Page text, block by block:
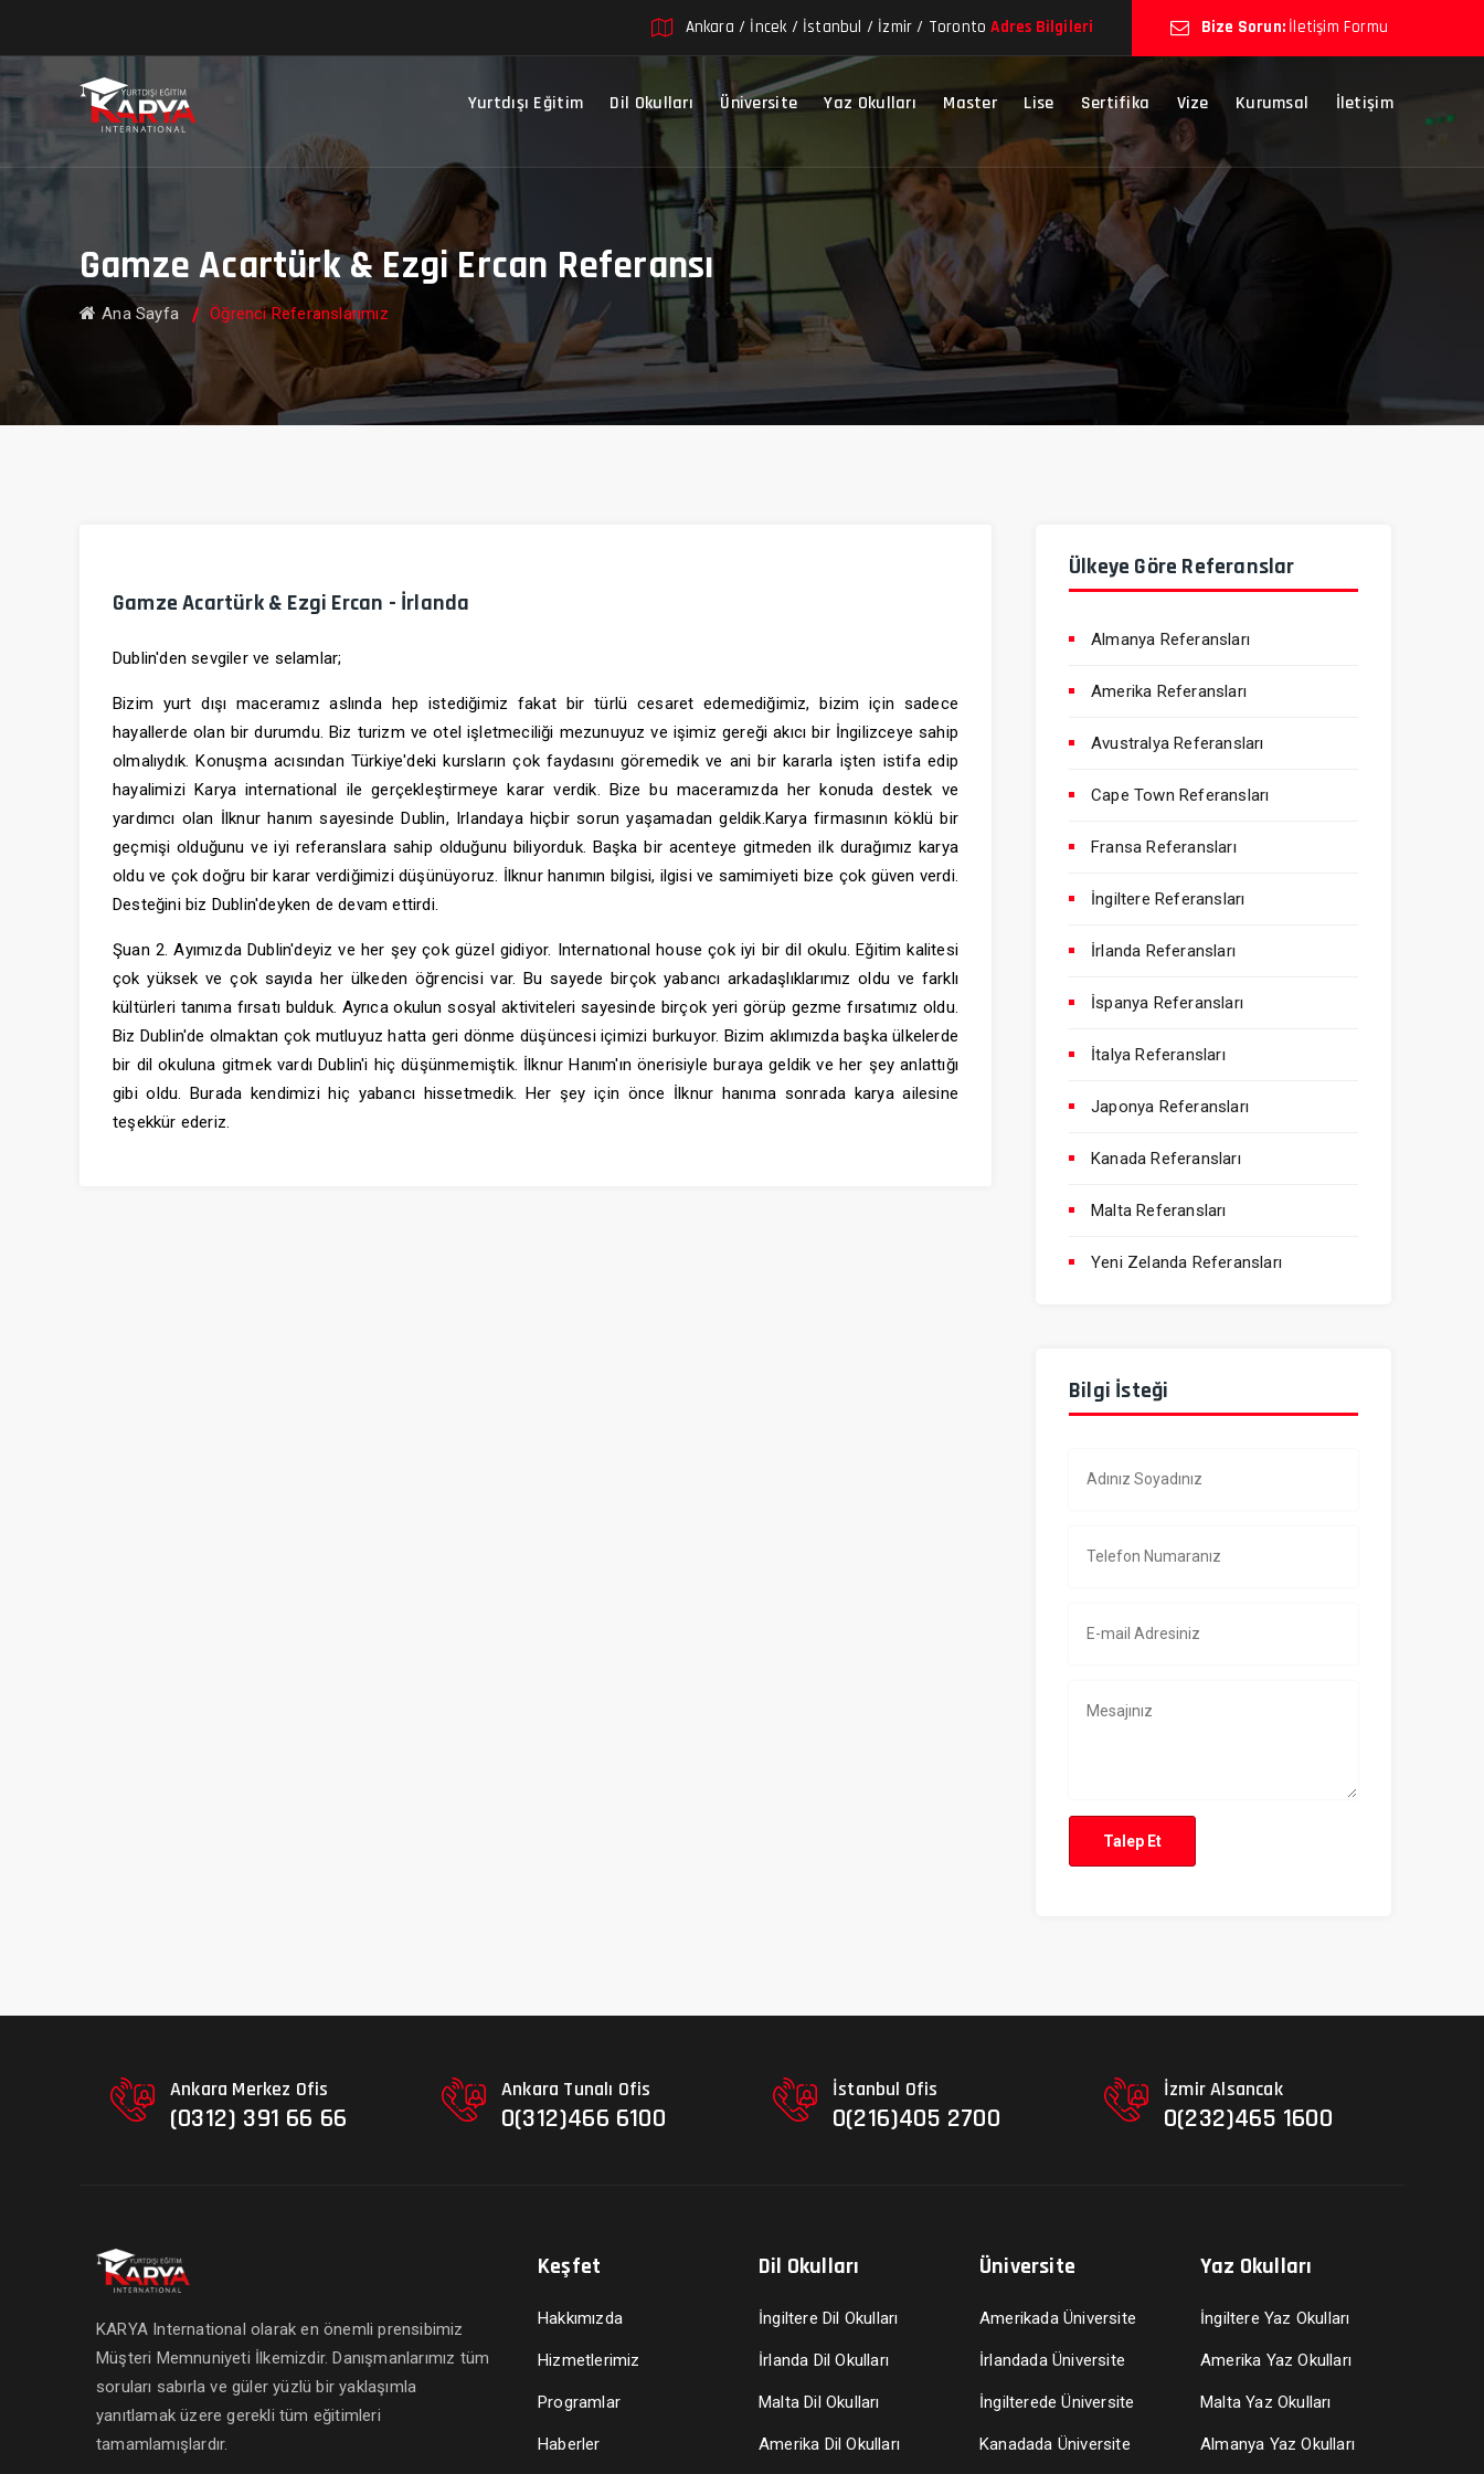
Ankara / İncek / İstanbul / İzmir / TorontoAdres Bilgileri Bize Sorun: İletişim Formu
Yurtdışı Eğitim Dil Okulları Üniversite Yaz Okulları Master Lise Sertifika Vize Kurumsal İletişim
Gamze Acartürk & Ezgi Ercan Referansı
Ana Sayfa Öğrenci Referanslarımız
Gamze Acartürk & Ezgi Ercan - İrlanda
Dublin'den sevgiler ve selamlar;
Bizim yurt dışı maceramız aslında hep istediğimiz fakat bir türlü cesaret edemediğimiz, bizim için sadece
hayallerde olan bir durumdu. Biz turizm ve otel işletmeciliği mezunuyuz ve işimiz gereği akıcı bir İngilizceye sahip
olmalıydık. Konuşma acısından Türkiye'deki kursların çok faydasını göremedik ve ani bir kararla işten istifa edip
hayalimizi Karya international ile gerçekleştirmeye karar verdik. Bize bu maceramızda her konuda destek ve
yardımcı olan İlknur hanım sayesinde Dublin, Irlandaya hiçbir sorun yaşamadan geldik.Karya firmasının köklü bir
geçmişi olduğunu ve iyi referanslara sahip olduğunu biliyorduk. Başka bir acenteye gitmeden ilk durağımız karya
oldu ve çok doğru bir karar verdiğimizi düşünüyoruz. İlknur hanımın bilgisi, ilgisi ve samimiyeti bize çok güven verdi.
Desteğini biz Dublin'deyken de devam ettirdi.
Şuan 2. Ayımızda Dublin'deyiz ve her şey çok güzel gidiyor. Internatıonal house çok iyi bir dil okulu. Eğitim kalitesi
çok yüksek ve çok sayıda her ülkeden öğrencisi var. Bu sayede birçok yabancı arkadaşlıklarımız oldu ve farklı
kültürleri tanıma fırsatı bulduk. Ayrıca okulun sosyal aktiviteleri sayesinde birçok yeri görüp gezme fırsatımız oldu.
Biz Dublin'de olmaktan çok mutluyuz hatta geri dönme düşüncesi içimizi burkuyor. Bizim aklımızda başka ülkelerde
bir dil okuluna gitmek vardı Dublin'i hiç düşünmemiştik. İlknur Hanım'ın önerisiyle buraya geldik ve her şey anlattığı
gibi oldu. Burada kendimizi hiç yabancı hissetmedik. Her şey için önce İlknur hanıma sonrada karya ailesine
teşekkür ederiz.
Ülkeye Göre Referanslar
Almanya Referansları
Amerika Referansları
Avustralya Referansları
Cape Town Referansları
Fransa Referansları
İngiltere Referansları
İrlanda Referansları
İspanya Referansları
İtalya Referansları
Japonya Referansları
Kanada Referansları
Malta Referansları
Yeni Zelanda Referansları
Bilgi İsteği
Talep Et
Ankara Merkez Ofis
(0312) 391 66 66
Ankara Tunalı Ofis
0(312)466 6100
İstanbul Ofis
0(216)405 2700
İzmir Alsancak
0(232)465 1600
KARYA International olarak en önemli prensibimiz
Müşteri Memnuniyeti İlkemizdir. Danışmanlarımız tüm
soruları sabırla ve güler yüzlü bir yaklaşımla
yanıtlamak üzere gerekli tüm eğitimleri
tamamlamışlardır.
Keşfet
Hakkımızda
Hizmetlerimiz
Programlar
Haberler
Dil Okulları
İngiltere Dil Okulları
İrlanda Dil Okulları
Malta Dil Okulları
Amerika Dil Okulları
Üniversite
Amerikada Üniversite
İrlandada Üniversite
İngilterede Üniversite
Kanadada Üniversite
Yaz Okulları
İngiltere Yaz Okulları
Amerika Yaz Okulları
Malta Yaz Okulları
Almanya Yaz Okulları